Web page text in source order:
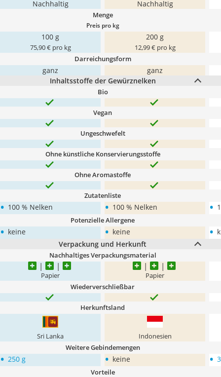
Nachhaltig Nachhaltig
Menge
Preis pro kg
100 g
75,90 € pro kg
200 g
12,99 € pro kg
Darreichungsform
ganz
ganz
Inhaltsstoffe der Gewürznelken
Bio
Vegan
Ungeschwefelt
Ohne künstliche Konservierungsstoffe
Ohne Aromastoffe
Zutatenliste
• 100 % Nelken • 100 % Nelken •
Potenzielle Allergene
• keine • keine •
Verpackung und Herkunft
Nachhaltiges Verpackungsmaterial
Papier Papier
Wiederverschließbar
Herkunftsland
‎Sri Lanka Indonesien
Weitere Gebindemengen
• 250 g • keine •
Vorteile